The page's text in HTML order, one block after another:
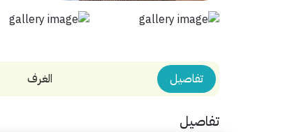
تفاصيل الغرف
تفاصيل